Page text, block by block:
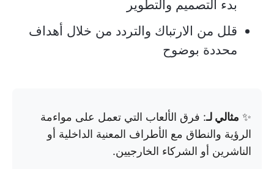
بدء التصميم والتطوير
قلل من الارتباك والتردد من خلال أهداف
محددة بوضوح
✨ مثالي لـ: فرق الألعاب التي تعمل على مواءمة
الرؤية والنطاق مع الأطراف المعنية الداخلية أو
الناشرين أو الشركاء الخارجيين.